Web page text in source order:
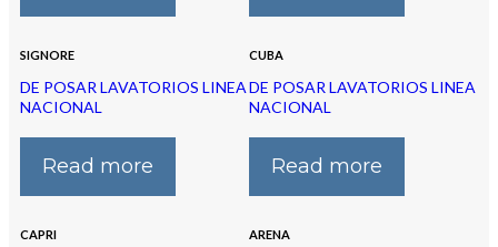
SIGNORE
DE POSAR LAVATORIOS LINEA
NACIONAL
Read more
CUBA
DE POSAR LAVATORIOS LINEA
NACIONAL
Read more
CAPRI ARENA